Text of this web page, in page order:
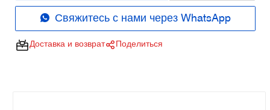
Свяжитесь с нами через WhatsApp
Доставка и возврат Поделиться